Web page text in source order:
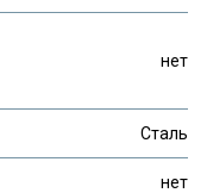
нет
Сталь
нет